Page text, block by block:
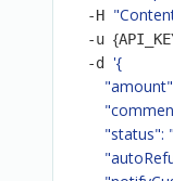
  -H
  -u
{
  -d
'{
"status":